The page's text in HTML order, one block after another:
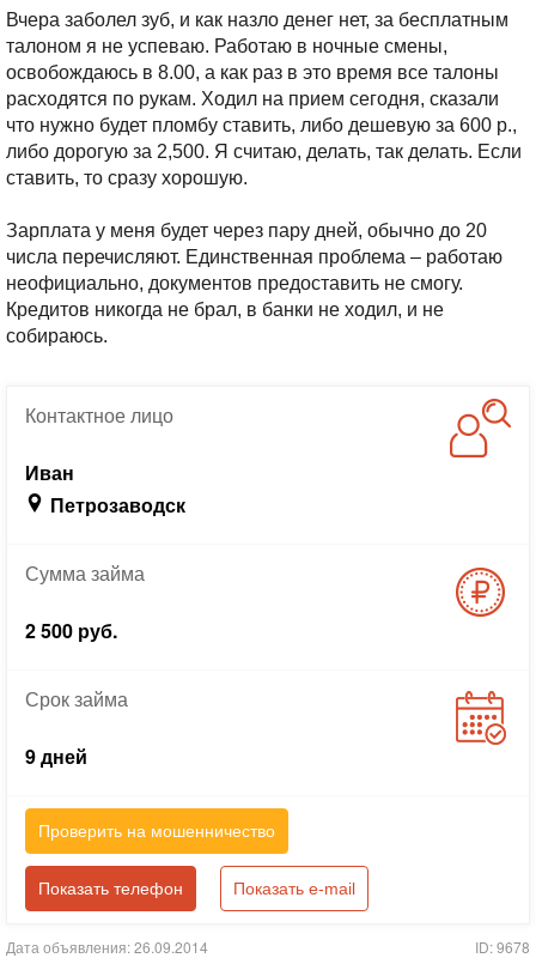
Вчера заболел зуб, и как назло денег нет, за бесплатным
талоном я не успеваю. Работаю в ночные смены,
освобождаюсь в 8.00, а как раз в это время все талоны
расходятся по рукам. Ходил на прием сегодня, сказали
что нужно будет пломбу ставить, либо дешевую за 600 р.,
либо дорогую за 2,500. Я считаю, делать, так делать. Если
ставить, то сразу хорошую.
Зарплата у меня будет через пару дней, обычно до 20
числа перечисляют. Единственная проблема – работаю
неофициально, документов предоставить не смогу.
Кредитов никогда не брал, в банки не ходил, и не
собираюсь.
Контактноелицо
Иван
Петрозаводск
Суммазайма
2 500 руб.
Срокзайма
9 дней
Проверить на мошенничество
Показать телефон Показать e-mail
Дата объявления: 26.09.2014 ID: 9678